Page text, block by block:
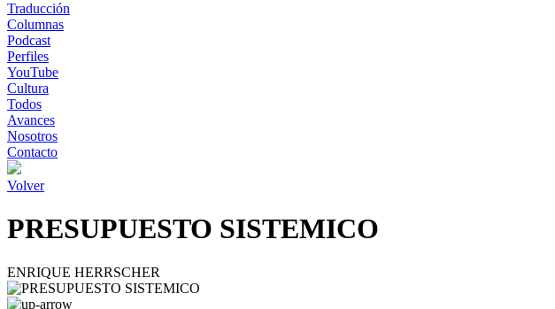
Traducción
Columnas
Podcast
Perfiles
YouTube
Cultura
Todos
Avances
Nosotros
Contacto
Volver
PRESUPUESTO SISTEMICO
ENRIQUE HERRSCHER